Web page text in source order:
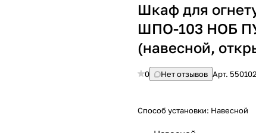
Шкаф для
ШПО-103 НОБ
(навесной,
0 Нет отзывов Арт.
Способ установки: Навесной